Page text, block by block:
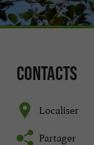
Contacts
Localiser
Partager